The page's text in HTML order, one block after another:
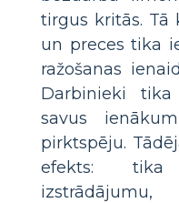
tirgus kritās. Tā
un preces tika
ražošanas
Darbinieki
savus
pirktspēju.
efekts: